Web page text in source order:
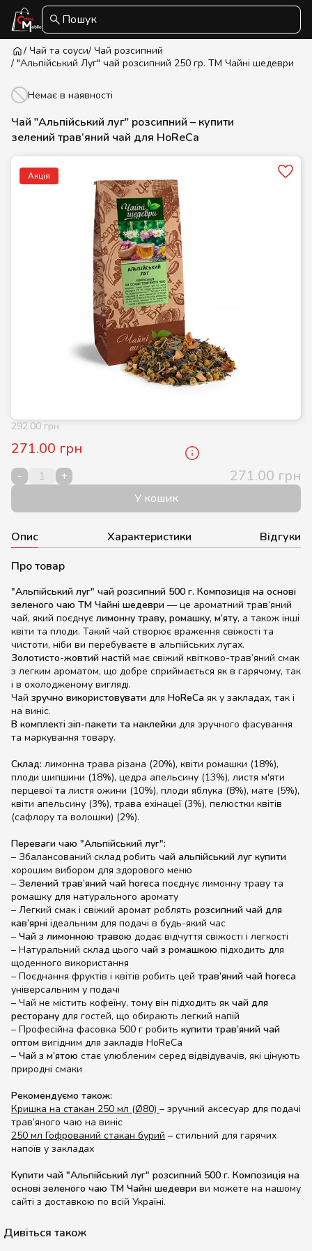
Пошук
/ Чай та соуси/ Чай розсипний
/ "Альпійський Луг" чай розсипний 250 гр. ТМ Чайні шедеври
Немає в наявності
Чай "Альпійський луг" розсипний – купити
зелений трав’яний чай для HoReCa
Акція
292.00 грн
271.00 грн
- + 271.00 грн
У кошик
Опис Характеристики
Відгуки
Про товар
"Альпійський луг" чай розсипний 500 г. Композиція на основі
зеленого чаю ТМ Чайні шедеври — це ароматний трав’яний
чай, який поєднує лимонну траву, ромашку, м’яту, а також інші
квіти та плоди. Такий чай створює враження свіжості та
чистоти, ніби ви перебуваєте в альпійських лугах.
Золотисто-жовтий настій має свіжий квітково-трав’яний смак
з легким ароматом, що добре сприймається як в гарячому, так
і в охолодженому вигляді.
Чай зручно використовувати для HoReCa як у закладах, так і
на виніс.
В комплекті зіп-пакети та наклейки для зручного фасування
та маркування товару.
Склад: лимонна трава різана (20%), квіти ромашки (18%),
плоди шипшини (18%), цедра апельсину (13%), листя м'яти
перцевої та листя ожини (10%), плоди яблука (8%), мате (5%),
квіти апельсину (3%), трава ехінацеї (3%), пелюстки квітів
(сафлору та волошки) (2%).
Переваги чаю "Альпійський луг":
– Збалансований склад робить чай альпійський луг купити
хорошим вибором для здорового меню
– Зелений трав’яний чай horeca поєднує лимонну траву та
ромашку для натурального аромату
– Легкий смак і свіжий аромат роблять розсипний чай для
кав’ярні ідеальним для подачі в будь-який час
– Чай з лимонною травою додає відчуття свіжості і легкості
– Натуральний склад цього чай з ромашкою підходить для
щоденного використання
– Поєднання фруктів і квітів робить цей трав’яний чай horeca
універсальним у подачі
– Чай не містить кофеїну, тому він підходить як чай для
ресторану для гостей, що обирають легкий напій
– Професійна фасовка 500 г робить купити трав’яний чай
оптом вигідним для закладів HoReCa
– Чай з м’ятою стає улюбленим серед відвідувачів, які цінують
природні смаки
Рекомендуємо також:
Кришка на стакан 250 мл (Ø80) – зручний аксесуар для подачі
трав’яного чаю на виніс
250 мл Гофрований стакан бурий – стильний для гарячих
напоїв у закладах
Купити чай "Альпійський луг" розсипний 500 г. Композиція на
основі зеленого чаю ТМ Чайні шедеври ви можете на нашому
сайті з доставкою по всій Україні.
Дивіться також